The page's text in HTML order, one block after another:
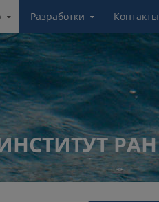
Разработки Контакты
РАН